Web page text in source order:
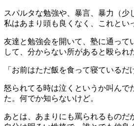
スパルタな勉強や、暴言、暴力（少
私はあまり頭も良くなく、これとい
友達と勉強会を開いて、塾に通って
して、分からない所があると殴られ
「お前はただ飯を食って寝ている
怒られてる時は泣くというか叫んで
た。何でか知らないけど。
あとは、あまりにも罵られるもの